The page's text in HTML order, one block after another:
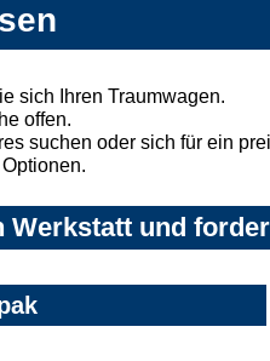
sich Ihren Traumwagen.
offen.
suchen oder sich für ein
und